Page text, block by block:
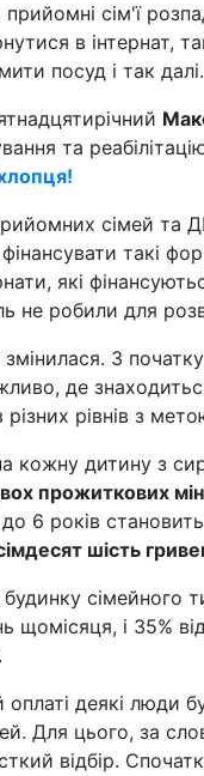
сім'ї
в інтернат,
посуд і так далі.
та
сімей та
фінансувати такі
які
не робили для
змінилася. З
де
рівнів з
кожну дитину з
прожиткових
6 років становить
шість
щомісяця, і 35%
деякі люди
Для цього, за
відбір.